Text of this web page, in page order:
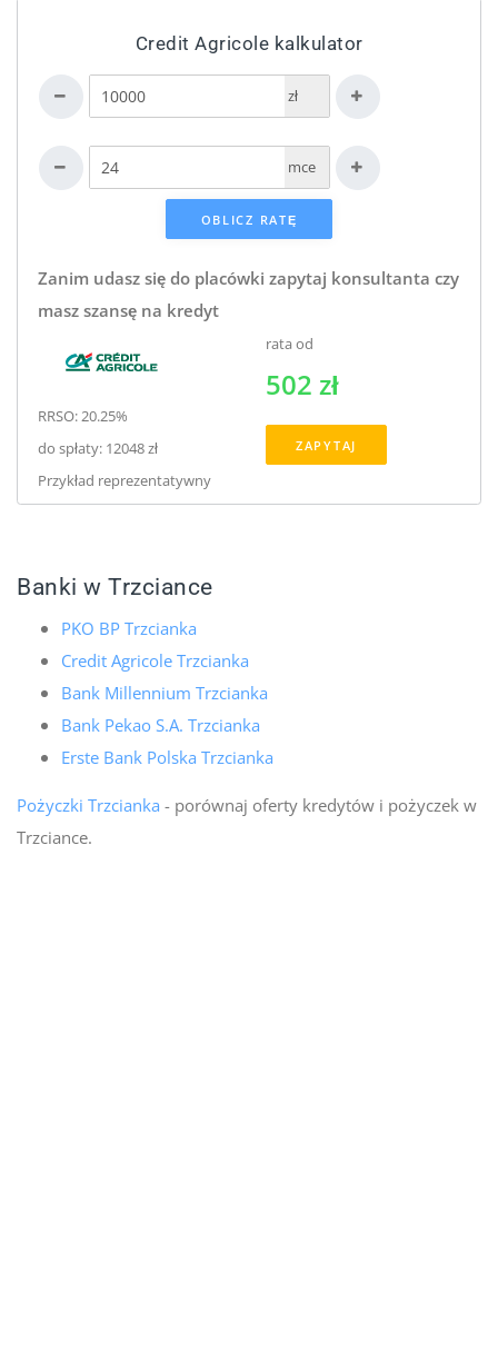
Credit Agricole kalkulator
zł
mce
Zanim udasz się do placówki zapytaj konsultanta czy
masz szansę na kredyt
RRSO: 20.25%
do spłaty: 12048 zł
Przykład reprezentatywny
rata od
502 zł
ZAPYTAJ
Banki w Trzciance
PKO BP Trzcianka
Credit Agricole Trzcianka
Bank Millennium Trzcianka
Bank Pekao S.A. Trzcianka
Erste Bank Polska Trzcianka
Pożyczki Trzcianka - porównaj oferty kredytów i pożyczek w
Trzciance.